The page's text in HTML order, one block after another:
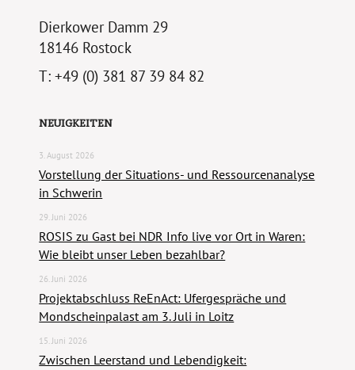
Dierkower Damm 29
18146 Rostock
T: +49 (0) 381 87 39 84 82
NEUIGKEITEN
Vorstellung der Situations- und Ressourcenanalyse
in Schwerin
3. August 2026
ROSIS zu Gast bei NDR Info live vor Ort in Waren:
Wie bleibt unser Leben bezahlbar?
29. Juni 2026
Projektabschluss ReEnAct: Ufergespräche und
Mondscheinpalast am 3. Juli in Loitz
26. Juni 2026
Zwischen Leerstand und Lebendigkeit:
15. Juni 2026